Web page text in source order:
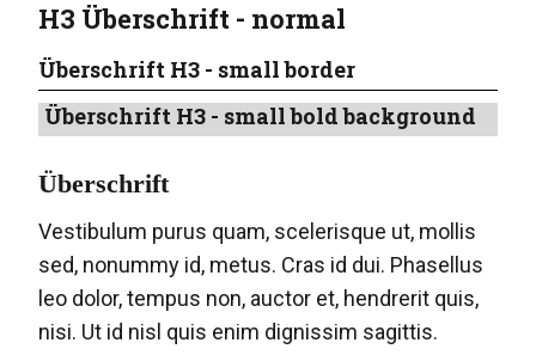
H3 Überschrift - normal
Überschrift H3 - small border
Überschrift H3 - small bold background
Überschrift
Vestibulum purus quam, scelerisque ut, mollis
sed, nonummy id, metus. Cras id dui. Phasellus
leo dolor, tempus non, auctor et, hendrerit quis,
nisi. Ut id nisl quis enim dignissim sagittis.